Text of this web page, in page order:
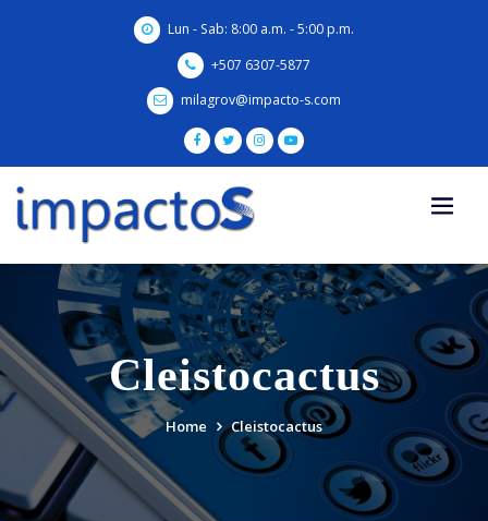
Lun - Sab: 8:00 a.m. - 5:00 p.m.
+507 6307-5877
milagrov@impacto-s.com
Cleistocactus
Home Cleistocactus